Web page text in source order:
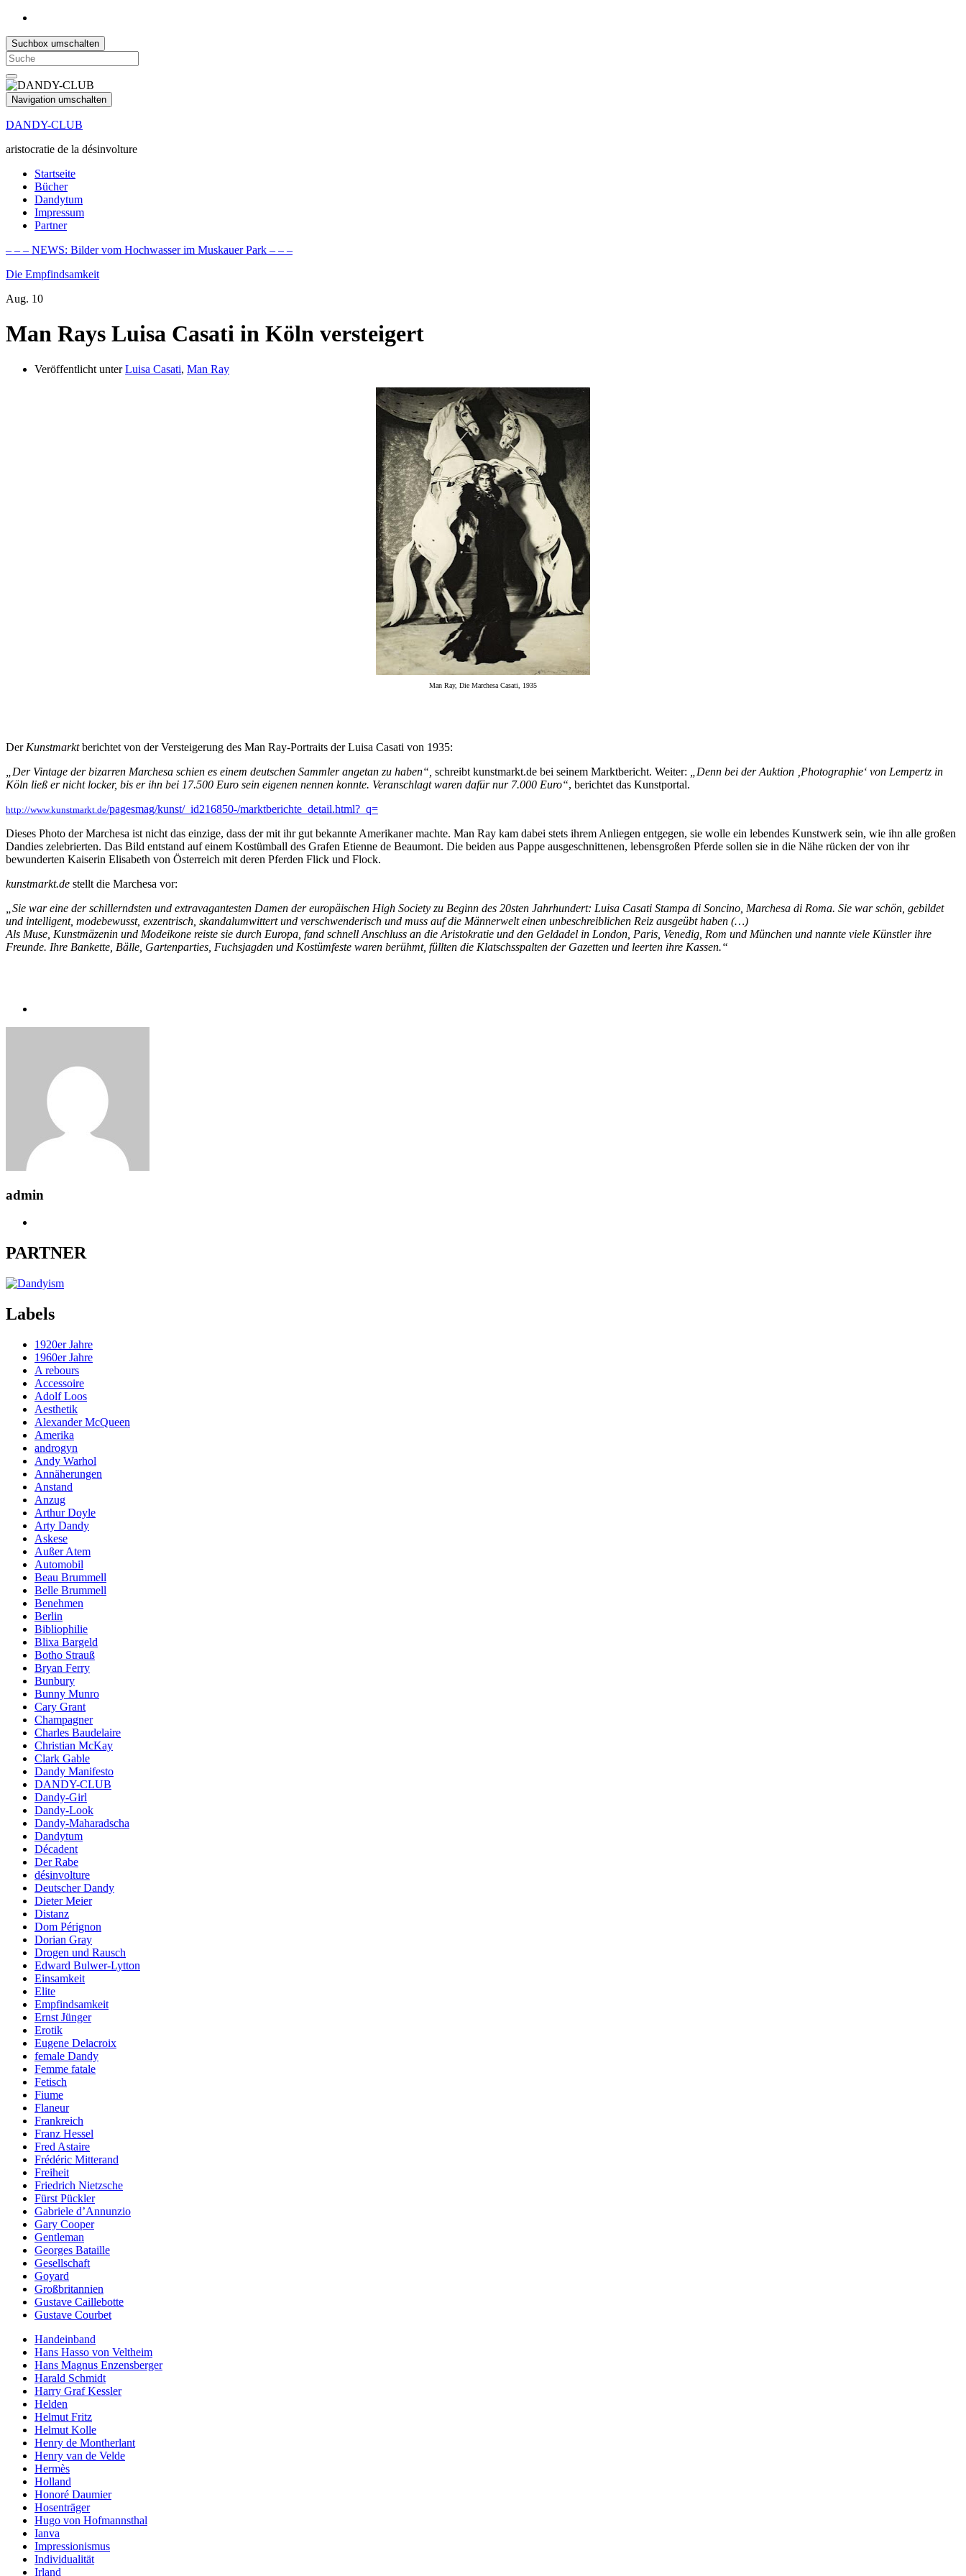
Suchbox umschalten
Search
for:
Navigation umschalten
DANDY-CLUB
aristocratie de la désinvolture
Startseite
Bücher
Dandytum
Impressum
Partner
– – – NEWS: Bilder vom Hochwasser im Muskauer Park – – –
Die Empfindsamkeit
Aug. 10
Man Rays Luisa Casati in Köln versteigert
Veröffentlicht unterLuisa Casati, Man Ray
Man Ray, Die Marchesa Casati, 1935
Der Kunstmarktberichtet von der Versteigerung des Man Ray-Portraits der Luisa Casati von 1935:
„Der Vintage der bizarren Marchesa schien es einem deutschen Sammler angetan zu haben“, schreibt kunstmarkt.de bei seinem Marktbericht. Weiter: „Denn bei der Auktion ‚Photographie‘ von Lempertz in
Köln ließ er nicht locker, bis er ihn bei 17.500 Euro sein eigenen nennen konnte. Veranschlagt waren dafür nur 7.000 Euro“, berichtet das Kunstportal.
http://www.kunstmarkt.de/pagesmag/kunst/_id216850-/marktberichte_detail.html?_q=
Dieses Photo der Marchesa ist nicht das einzige, dass der mit ihr gut bekannte Amerikaner machte. Man Ray kam dabei stets ihrem Anliegen entgegen, sie wolle ein lebendes Kunstwerk sein, wie ihn alle großen
Dandies zelebrierten. Das Bild entstand auf einem Kostümball des Grafen Etienne de Beaumont. Die beiden aus Pappe ausgeschnittenen, lebensgroßen Pferde sollen sie in die Nähe rücken der von ihr
bewunderten Kaiserin Elisabeth von Österreich mit deren Pferden Flick und Flock.
kunstmarkt.de stellt die Marchesa vor:
„Sie war eine der schillerndsten und extravagantesten Damen der europäischen High Society zu Beginn des 20sten Jahrhundert: Luisa Casati Stampa di Soncino, Marchesa di Roma. Sie war schön, gebildet
und intelligent, modebewusst, exzentrisch, skandalumwittert und verschwenderisch und muss auf die Männerwelt einen unbeschreiblichen Reiz ausgeübt haben (…)
Als Muse, Kunstmäzenin und Modeikone reiste sie durch Europa, fand schnell Anschluss an die Aristokratie und den Geldadel in London, Paris, Venedig, Rom und München und nannte viele Künstler ihre
Freunde. Ihre Bankette, Bälle, Gartenparties, Fuchsjagden und Kostümfeste waren berühmt, füllten die Klatschsspalten der Gazetten und leerten ihre Kassen.“
admin
PARTNER
Labels
1920er Jahre
1960er Jahre
A rebours
Accessoire
Adolf Loos
Aesthetik
Alexander McQueen
Amerika
androgyn
Andy Warhol
Annäherungen
Anstand
Anzug
Arthur Doyle
Arty Dandy
Askese
Außer Atem
Automobil
Beau Brummell
Belle Brummell
Benehmen
Berlin
Bibliophilie
Blixa Bargeld
Botho Strauß
Bryan Ferry
Bunbury
Bunny Munro
Cary Grant
Champagner
Charles Baudelaire
Christian McKay
Clark Gable
Dandy Manifesto
DANDY-CLUB
Dandy-Girl
Dandy-Look
Dandy-Maharadscha
Dandytum
Décadent
Der Rabe
désinvolture
Deutscher Dandy
Dieter Meier
Distanz
Dom Pérignon
Dorian Gray
Drogen und Rausch
Edward Bulwer-Lytton
Einsamkeit
Elite
Empfindsamkeit
Ernst Jünger
Erotik
Eugene Delacroix
female Dandy
Femme fatale
Fetisch
Fiume
Flaneur
Frankreich
Franz Hessel
Fred Astaire
Frédéric Mitterand
Freiheit
Friedrich Nietzsche
Fürst Pückler
Gabriele d’Annunzio
Gary Cooper
Gentleman
Georges Bataille
Gesellschaft
Goyard
Großbritannien
Gustave Caillebotte
Gustave Courbet
Handeinband
Hans Hasso von Veltheim
Hans Magnus Enzensberger
Harald Schmidt
Harry Graf Kessler
Helden
Helmut Fritz
Helmut Kolle
Henry de Montherlant
Henry van de Velde
Hermès
Holland
Honoré Daumier
Hosenträger
Hugo von Hofmannsthal
Ianva
Impressionismus
Individualität
Irland